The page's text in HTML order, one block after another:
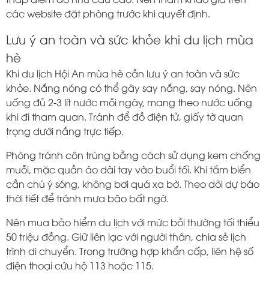
các website đặt phòng trước khi quyết định.
Lưu ý an toàn và sức khỏe khi du lịch mùa
hè
Khi du lịch Hội An mùa hè cần lưu ý an toàn và sức
khỏe. Nắng nóng có thể gây say nắng, say nóng. Nên
uống đủ 2-3 lít nước mỗi ngày, mang theo nước uống
khi đi tham quan. Tránh để đồ điện tử, giấy tờ quan
trọng dưới nắng trực tiếp.
Phòng tránh côn trùng bằng cách sử dụng kem chống
muỗi, mặc quần áo dài tay vào buổi tối. Khi tắm biển
cần chú ý sóng, không bơi quá xa bờ. Theo dõi dự báo
thời tiết để tránh mưa bão bất ngờ.
Nên mua bảo hiểm du lịch với mức bồi thường tối thiểu
50 triệu đồng. Giữ liên lạc với người thân, chia sẻ lịch
trình di chuyển. Trong trường hợp khẩn cấp, liên hệ số
điện thoại cứu hộ 113 hoặc 115.